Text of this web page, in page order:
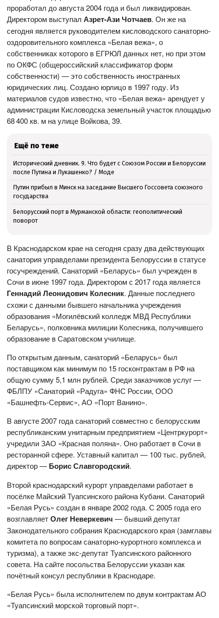
проработал до августа 2004 года и был ликвидирован.
Директором выступалАзрет-Ази Чотчаев. Он же на
сегодня является руководителем кисловодского санаторно-
оздоровительного комплекса «Белая вежа», о
собственниках которого в ЕГРЮЛ данных нет, но при этом
по ОКФС (общероссийский классификатор форм
собственности) — это собственность иностранных
юридических лиц. Создано юрлицо в 1997 году. Из
материалов судов известно, что «Белая вежа» арендует у
администрации Кисловодска земельный участок площадью
68 400 кв. м на улице Войкова, 39.
Ещё по теме
Исторический дневник. 9. Что будет с Союзом России и Белоруссии
после Путина и Лукашенко? / Моде
Путин прибыл в Минск на заседание Высшего Госсовета союзного
государства
Белорусский порт в Мурманской области: геополитический
поворот
В Краснодарском крае на сегодня сразу два действующих
санатория управделами президента Белоруссии в статусе
госучреждений. Санаторий «Беларусь» был учрежден в
Сочи в июне 1997 года. Директором с 2017 года является
Геннадий Леонидович Колесник. Данные последнего
схожи с данными бывшего начальника учреждения
образования «Могилёвский колледж МВД Республики
Беларусь», полковника милиции Колесника, получившего
образование в Саратовском училище.
По открытым данным, санаторий «Беларусь» был
поставщиком как минимум по 15 госконтрактам в РФ на
общую сумму 5,1 млн рублей. Среди заказчиков услуг —
ФБЛПУ «Санаторий «Радуга» ФНС России, ООО
«Башнефть-Сервис», АО «Порт Ванино».
В августе 2007 года санаторий совместно с белорусским
республиканским унитарным предприятием «Центркурорт»
учредили ЗАО «Красная поляна». Оно работает в Сочи в
ресторанной сфере. Уставный капитал — 100 тыс. рублей,
директор — Борис Славгородский.
Второй краснодарский курорт управделами работает в
посёлке Майский Туапсинского района Кубани. Санаторий
«Белая Русь» создан в январе 2002 года. С 2005 года его
возглавляетОлег Неверкевич — бывший депутат
Законодательного собрания Краснодарского края (замглавы
комитета по вопросам санаторно-курортного комплекса и
туризма), а также экс-депутат Туапсинского районного
совета. На сайте посольства Белоруссии указан как
почётный консул республики в Краснодаре.
«Белая Русь» была исполнителем по двум контрактам АО
«Туапсинский морской торговый порт».